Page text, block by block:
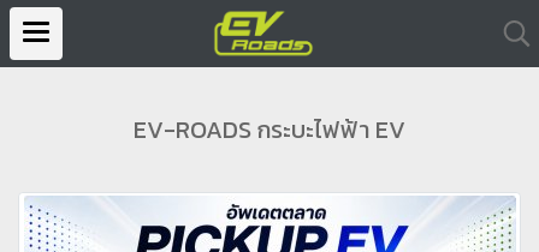
EV-ROADS กระบะไฟฟ้า EV